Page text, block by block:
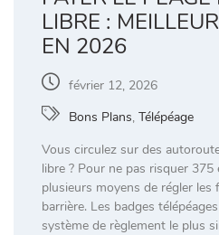
LIBRE :
EN 2026
février 12, 2026
Bons Plans, Télépéage
Vous circulez sur des
libre ? Pour ne pas risquer 375
plusieurs moyens de régler les
barrière. Les badges
système de règlement le plus